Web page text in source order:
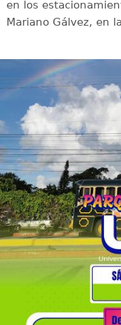
en los
Mariano Gálvez, en